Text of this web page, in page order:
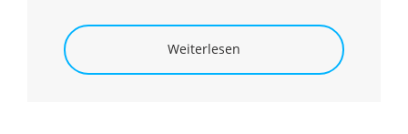
Frame-Variante erhältlich und liefert bis zu 200 W
Ausgangsleistung bei natürlicher
Konvektionskühlung. Verfügbar ist die
Weiterlesen